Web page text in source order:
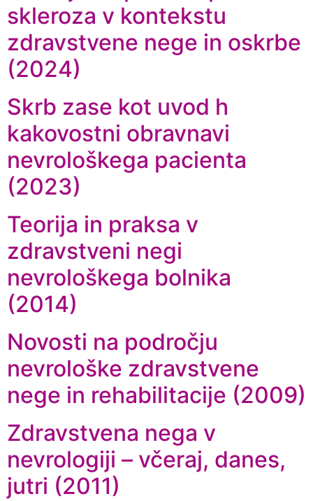
skleroza v kontekstu
zdravstvene nege in oskrbe
(2024)
Skrb zase kot uvod h
kakovostni obravnavi
nevrološkega pacienta
(2023)
Teorija in praksa v
zdravstveni negi
nevrološkega bolnika
(2014)
Novosti na področju
nevrološke zdravstvene
nege in rehabilitacije (2009)
Zdravstvena nega v
nevrologiji – včeraj, danes,
jutri (2011)